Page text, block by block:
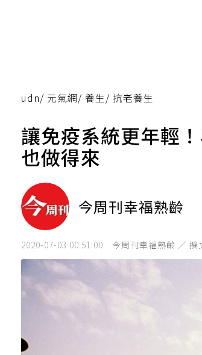
udn/ 元氣網/ 養生/ 抗老養生
讓免疫系統更年輕
也做得來
今周刊幸福熟齡
2020-07-03 00:51:00 今周刊幸福熟齡 ／ 撰